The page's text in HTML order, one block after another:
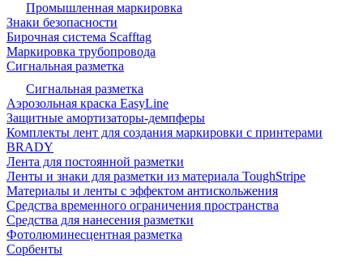
Промышленная маркировка
Знаки безопасности
Бирочная система Scafftag
Маркировка трубопровода
Сигнальная разметка
Сигнальная разметка
Аэрозольная краска EasyLine
Защитные амортизаторы-демпферы
Комплекты лент для создания маркировки с принтерами
BRADY
Лента для постоянной разметки
Ленты и знаки для разметки из материала ToughStripe
Материалы и ленты с эффектом антискольжения
Средства временного ограничения пространства
Средства для нанесения разметки
Фотолюминесцентная разметка
Сорбенты